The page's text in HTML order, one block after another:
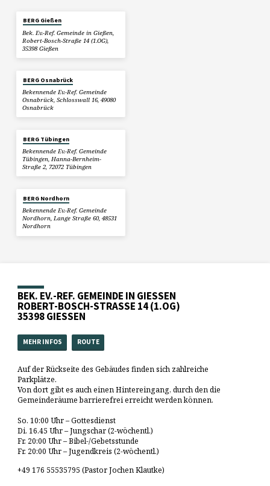
BERG Gießen
Bek. Ev.-Ref. Gemeinde in Gießen,
Robert-Bosch-Straße 14 (1.OG),
35398 Gießen
BERG Osnabrück
Bekennende Ev.-Ref. Gemeinde
Osnabrück, Schlosswall 16, 49080
Osnabrück
BERG Tübingen
Bekennende Ev.-Ref. Gemeinde
Tübingen, Hanna-Bernheim-
Straße 2, 72072 Tübingen
BERG Nordhorn
Bekennende Ev.-Ref. Gemeinde
Nordhorn, Lange Straße 60, 48531
Nordhorn
BEK. EV.-REF. GEMEINDE IN GIESSEN
ROBERT-BOSCH-STRASSE 14 (1.OG)
35398 GIESSEN
MEHR INFOS ROUTE
Auf der Rückseite des Gebäudes finden sich zahlreiche
Parkplätze.
Von dort gibt es auch einen Hintereingang, durch den die
Gemeinderäume barrierefrei erreicht werden können.
So. 10:00 Uhr – Gottesdienst
Di. 16.45 Uhr – Jungschar (2-wöchentl.)
Fr. 20:00 Uhr – Bibel-/Gebetsstunde
Fr. 20:00 Uhr – Jugendkreis (2-wöchentl.)
+49 176 55535795 (Pastor Jochen Klautke)